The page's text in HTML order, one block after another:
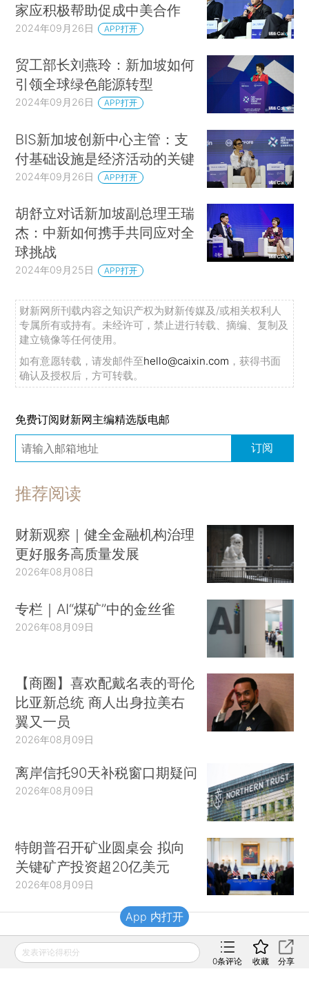
家应积极帮助促成中美合作
2024年09月26日 APP打开
贸工部长刘燕玲：新加坡如何
引领全球绿色能源转型
2024年09月26日 APP打开
BIS新加坡创新中心主管：支
付基础设施是经济活动的关键
2024年09月26日 APP打开
胡舒立对话新加坡副总理王瑞
杰：中新如何携手共同应对全
球挑战
2024年09月25日 APP打开
财新网所刊载内容之知识产权为财新传媒及/或相关权利人
专属所有或持有。未经许可，禁止进行转载、摘编、复制及
建立镜像等任何使用。
如有意愿转载，请发邮件至hello@caixin.com ，获得书面
确认及授权后，方可转载。
免费订阅财新网主编精选版电邮
订阅
推荐阅读
财新观察｜健全金融机构治理
更好服务高质量发展
2026年08月08日
专栏｜AI“煤矿”中的金丝雀
2026年08月09日
【商圈】喜欢配戴名表的哥伦
比亚新总统 商人出身拉美右
翼又一员
2026年08月09日
离岸信托90天补税窗口期疑问
2026年08月09日
特朗普召开矿业圆桌会 拟向
关键矿产投资超20亿美元
2026年08月09日
财新移动
发表评论得积分
0条评论 收藏 分享
App 内打开